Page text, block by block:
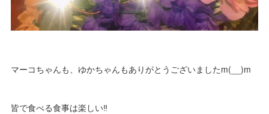
マーコちゃんも、ゆかちゃんもありがとうございましたm(__)m
皆で食べる食事は楽しい‼